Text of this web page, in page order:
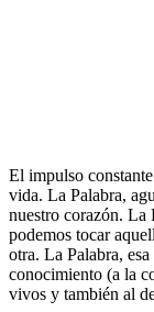
El impulso
vida. La Palabra,
nuestro corazón. La
podemos tocar
otra. La Palabra,
conocimiento (a la
vivos y también al